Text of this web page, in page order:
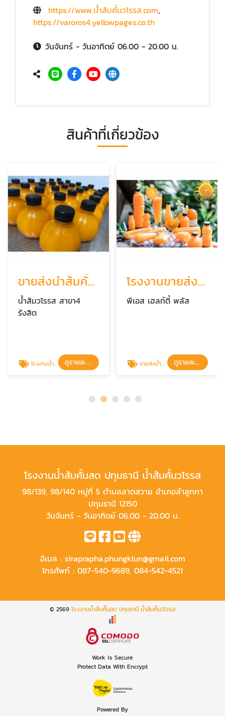
https://www.น้ำส้มคั้นวโรรส.com,
https://varoros4.yellowpages.co.th
วันจันทร์ - วันอาทิตย์ 06.00 - 20.00 น.
สินค้าที่เกี่ยวข้อง
ขายส่งน้ำส้มคั้นสด ปทุมธานี
น้ำส้มวโรรส สาขา4
รังสิต
โรงงานน้ำส้มคั้นสดพร้อมส่ง ดูรายละเอียด
โรงงานขายส่งน้ำส้มคั้น ปทุมธานี
พีเอส เฮลท์ตี้ พลัส
ขายส่งน้ำส้มคั้นสด ราคาถูกจากโรงงาน ดูรายละเอียด
โรงงานน้ำส้มคั้นสด ปทุมธานี น้ำส้มคั้นวโรรส
98/139, 98/140 หมู่ที่ 5 ตำบลลาดสวาย อำเภอลำลูกกา
ปทุมธานี 12150
วันจันทร์ - วันอาทิตย์ 06.00 - 20.00 น.
อีเมล : siraprapha.phungklun@gmail.com
โทรศัพท์ : 087-540-9689, 084-542-4521
© 2569 โรงงานน้ำส้มคั้นสด ปทุมธานี น้ำส้มคั้นวโรรส
Work is Secure
Protect Data With Encrypt
Powered By